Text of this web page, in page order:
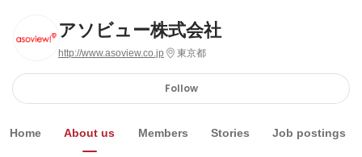
アソビュー株式会社
http://www.asoview.co.jp 東京都
Follow
Home About us Members Stories Job postings